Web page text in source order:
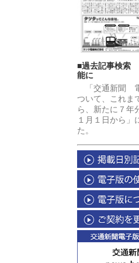
■過去記事検索
能に
「交通新聞
ついて、これま
ら、新たに７年
１月１日から」
た。